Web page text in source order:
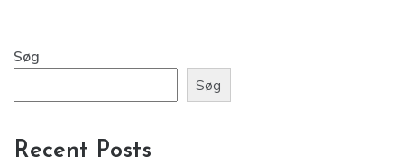
Søg
Søg
Recent Posts